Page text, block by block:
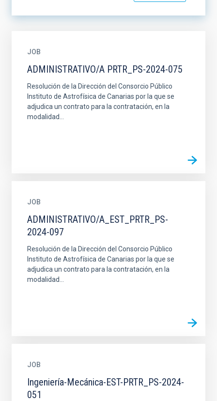
JOB
ADMINISTRATIVO/A PRTR_PS-2024-075
Resolución de la Dirección del Consorcio Público
Instituto de Astrofísica de Canarias por la que se
adjudica un contrato para la contratación, en la
modalidad...
JOB
ADMINISTRATIVO/A_EST_PRTR_PS-
2024-097
Resolución de la Dirección del Consorcio Público
Instituto de Astrofísica de Canarias por la que se
adjudica un contrato para la contratación, en la
modalidad...
JOB
Ingeniería-Mecánica-EST-PRTR_PS-2024-
051